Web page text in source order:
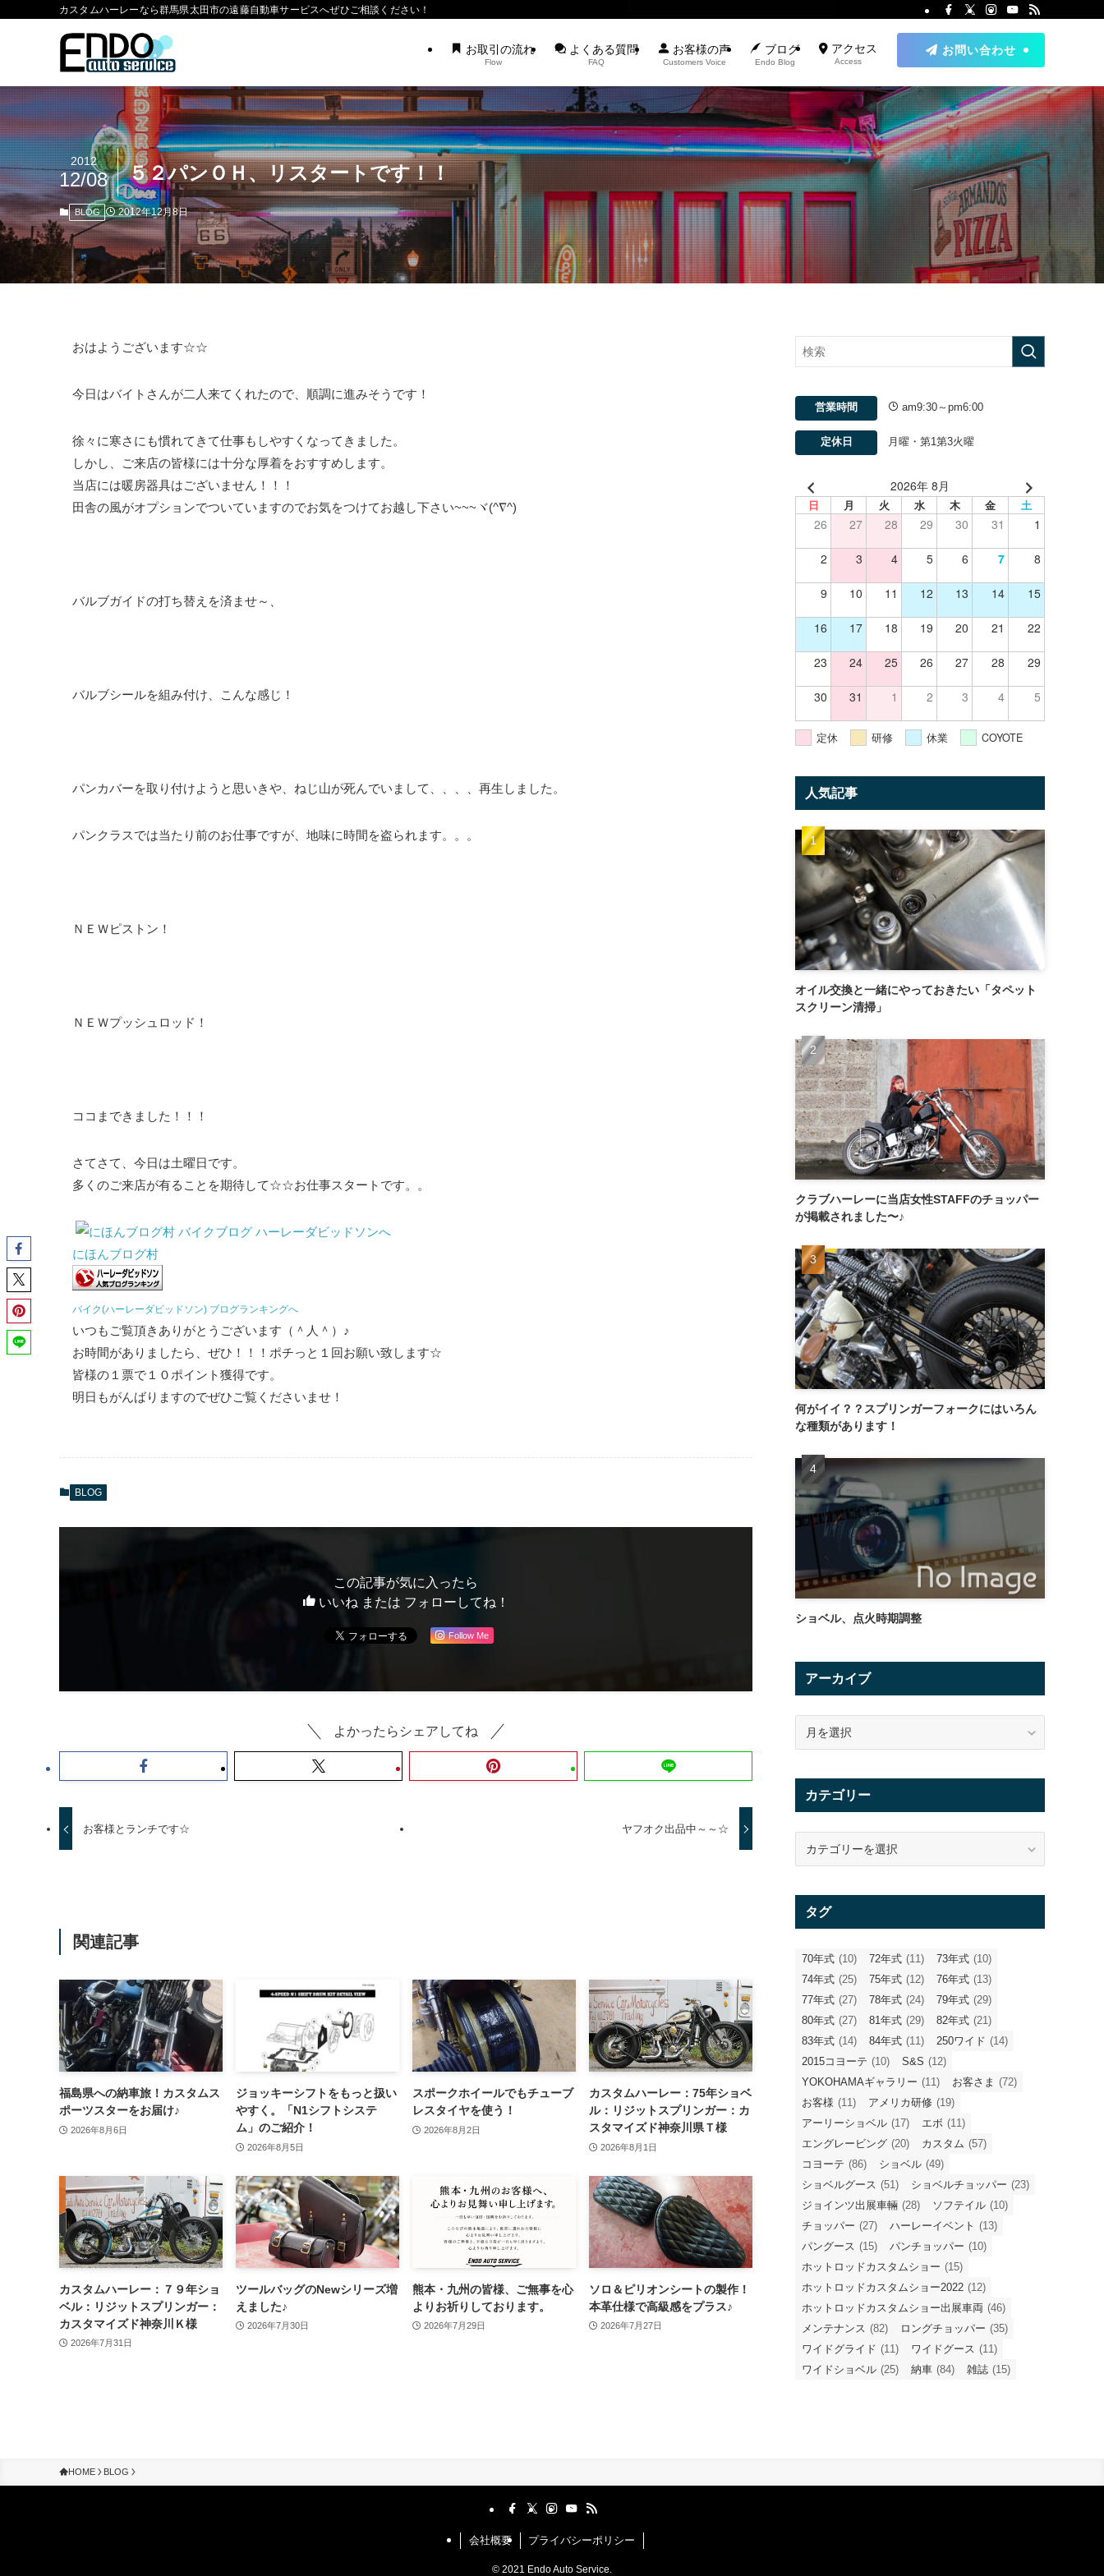
カスタムハーレーなら群馬県太田市の遠藤自動車サービスへぜひご相談ください！
お取引の流れ
Flow
よくある質問
FAQ
お客様の声
Customers Voice
ブログ
Endo Blog
アクセス
Access
お問い合わせ
５２パンＯＨ、リスタートです！！
2012
12/08
BLOG 2012年12月8日
おはようございます☆☆
今日はバイトさんが二人来てくれたので、順調に進みそうです！
徐々に寒さにも慣れてきて仕事もしやすくなってきました。
しかし、ご来店の皆様には十分な厚着をおすすめします。
当店には暖房器具はございません！！！
田舎の風がオプションでついていますのでお気をつけてお越し下さい~~~ヾ(^∇^)
バルブガイドの打ち替えを済ませ～、
バルブシールを組み付け、こんな感じ！
パンカバーを取り付けようと思いきや、ねじ山が死んでいまして、、、、再生しました。
パンクラスでは当たり前のお仕事ですが、地味に時間を盗られます。。。
ＮＥＷピストン！
ＮＥＷプッシュロッド！
ココまできました！！！
さてさて、今日は土曜日です。
多くのご来店が有ることを期待して☆☆お仕事スタートです。。
にほんブログ村
バイク(ハーレーダビッドソン) ブログランキングへ
いつもご覧頂きありがとうございます（＾人＾）♪
お時間がありましたら、ぜひ！！！ポチっと１回お願い致します☆
皆様の１票で１０ポイント獲得です。
明日もがんばりますのでぜひご覧くださいませ！
BLOG
この記事が気に入ったら
いいね または フォローしてね！
Follow Me
よかったらシェアしてね
お客様とランチです☆ ヤフオク出品中～～☆
関連記事
福島県への納車旅！カスタムス
ポーツスターをお届け♪
2026年8月6日
ジョッキーシフトをもっと扱い
やすく。「N1シフトシステ
ム」のご紹介！
2026年8月5日
スポークホイールでもチューブ
レスタイヤを使う！
2026年8月2日
カスタムハーレー：75年ショベ
ル：リジットスプリンガー：カ
スタマイズド神奈川県Ｔ様
2026年8月1日
カスタムハーレー：７９年ショ
ベル：リジットスプリンガー：
カスタマイズド神奈川Ｋ様
2026年7月31日
ツールバッグのNewシリーズ増
えました♪
2026年7月30日
熊本・九州の皆様、ご無事を心
よりお祈りしております。
2026年7月29日
ソロ＆ピリオンシートの製作！
本革仕様で高級感をプラス♪
2026年7月27日
営業時間 am9:30～pm6:00
定休日 月曜・第1第3火曜
2026年 8月
日 月 火 水 木 金 土
26 27 28 29 30 31 1
2 3 4 5 6 7 8
9 10 11 12 13 14 15
16 17 18 19 20 21 22
23 24 25 26 27 28 29
30 31 1 2 3 4 5
定休 研修 休業 COYOTE
人気記事
オイル交換と一緒にやっておきたい「タペット
スクリーン清掃」
クラブハーレーに当店女性STAFFのチョッパー
が掲載されました〜♪
何がイイ？？スプリンガーフォークにはいろん
な種類があります！
ショベル、点火時期調整
アーカイブ
イ
カテゴリー
リ
タグ
70年式 (10) 72年式 (11) 73年式 (10)
74年式 (25) 75年式 (12) 76年式 (13)
77年式 (27) 78年式 (24) 79年式 (29)
80年式 (27) 81年式 (29) 82年式 (21)
83年式 (14) 84年式 (11) 250ワイド (14)
2015コヨーテ (10) S&S (12)
YOKOHAMAギャラリー (11) お客さま (72)
お客様 (11) アメリカ研修 (19)
アーリーショベル (17) エボ (11)
エングレービング (20) カスタム (57)
コヨーテ (86) ショベル (49)
ショベルグース (51) ショベルチョッパー (23)
ジョインツ出展車輛 (28) ソフテイル (10)
チョッパー (27) ハーレーイベント (13)
パングース (15) パンチョッパー (10)
ホットロッドカスタムショー (15)
ホットロッドカスタムショー2022 (12)
ホットロッドカスタムショー出展車両 (46)
メンテナンス (82) ロングチョッパー (35)
ワイドグライド (11) ワイドグース (11)
ワイドショベル (25) 納車 (84) 雑誌 (15)
HOME BLOG
会社概要 プライバシーポリシー
© 2021 Endo Auto Service.